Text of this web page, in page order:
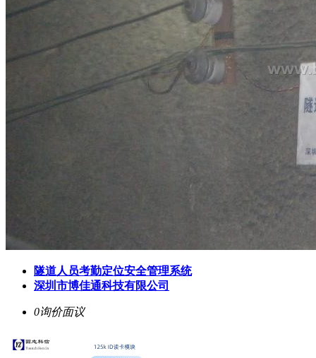
隧道人员考勤定位安全管理系统
深圳市博佳通科技有限公司
0询价面议